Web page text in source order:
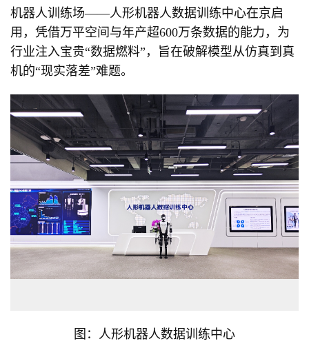
机器人训练场——人形机器人数据训练中心在京启
用，凭借万平空间与年产超600万条数据的能力，为
行业注入宝贵“数据燃料”，旨在破解模型从仿真到真
机的“现实落差”难题。
图：人形机器人数据训练中心